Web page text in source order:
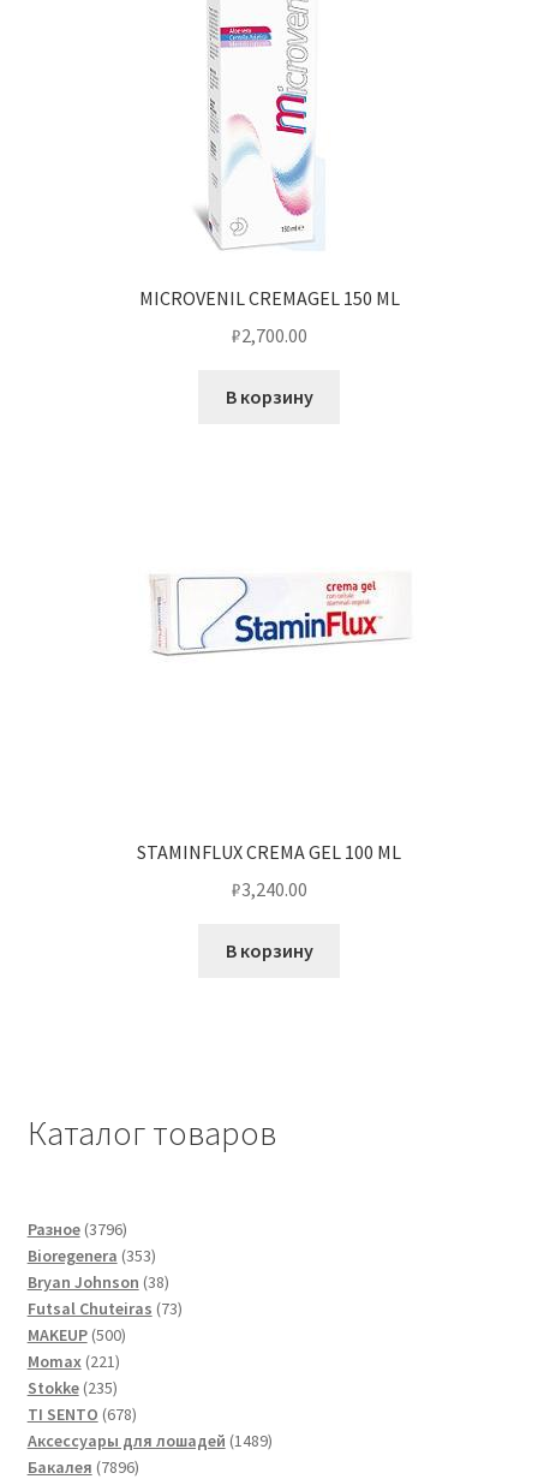
MICROVENIL CREMAGEL 150 ML
₽2,700.00
В корзину
STAMINFLUX CREMA GEL 100 ML
₽3,240.00
В корзину
Каталог товаров
Разное 37963796
товаров
Bioregenera 353353
товара
Bryan Johnson 3838
товаров
Futsal Сhuteiras 7373
MAKEUP 500500
Momax 221221
товар
Stokke 235235
товаров
TI SENTO 678678
товаров
Аксессуары для лошадей 14891489
Бакалея 78967896